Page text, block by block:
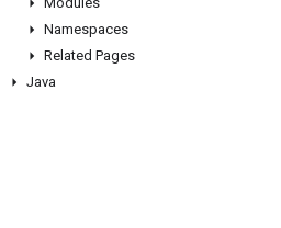
Namespaces
Related Pages
Java